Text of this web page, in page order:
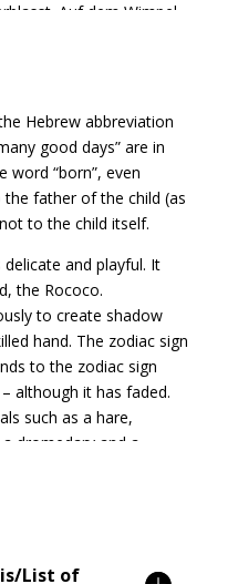
Auf dem Wimpel
Eichhörnchen und Kuh
auch bei Wimpel
Fleisch und Blut
Blumenmalereien
(in einer Schale
den Leviten gehörig
nur das Brautpaar und
ein Vater und eine
die Ketuba, in
seine öffentliche
jüdischen
ist ein Bestandteil der
Hebrew abbreviation
good days” are in
“born”, even
father of the child (as
to the child itself.
and playful. It
the Rococo.
to create shadow
hand. The zodiac sign
to the zodiac sign
although it has faded.
such as a hare,
dromedary and a
breast (as also found
List of